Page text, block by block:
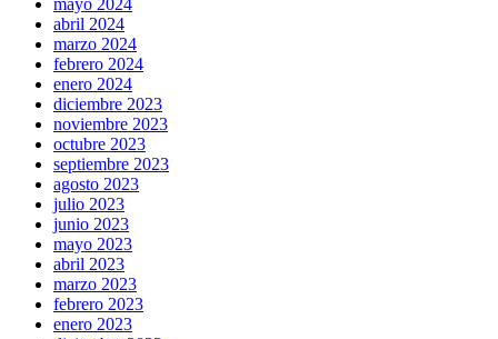
abril 2024
marzo 2024
febrero 2024
enero 2024
diciembre 2023
noviembre 2023
octubre 2023
septiembre 2023
agosto 2023
julio 2023
junio 2023
mayo 2023
abril 2023
marzo 2023
febrero 2023
enero 2023